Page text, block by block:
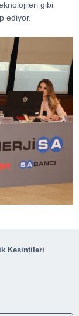
gibi
ediyor.
Kesintileri